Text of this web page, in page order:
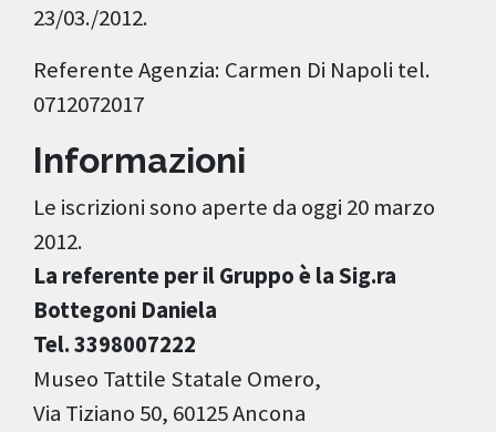
23/03./2012.
Referente Agenzia: Carmen Di Napoli tel.
0712072017
Informazioni
Le iscrizioni sono aperte da oggi 20 marzo
2012.
La referente per il Gruppo è la Sig.ra
Bottegoni Daniela
Tel. 3398007222
Museo Tattile Statale Omero,
Via Tiziano 50, 60125 Ancona